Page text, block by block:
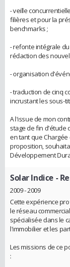
- veille
filières et pour la
benchmarks ;
- refonte intégrale
rédaction des
- organisation
- traduction de cinq
incrustant les sous-
A l'issue de mon
stage de fin d'étude
en tant que
proposition,
Développement
Solar Indice -
2009 - 2009
Cette expérience
le réseau
spécialisée dans le
l'immobilier et les
Les missions de ce
: